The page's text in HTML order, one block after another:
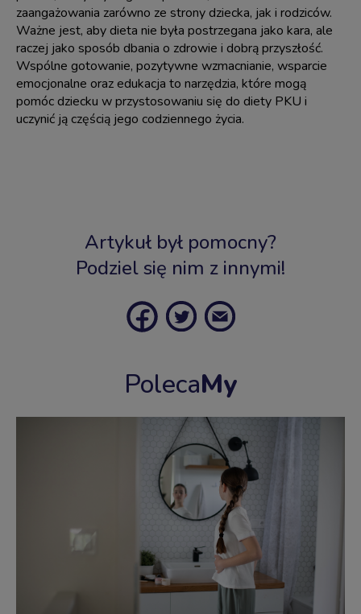
zaangażowania zarówno ze strony dziecka, jak i rodziców.
Ważne jest, aby dieta nie była postrzegana jako kara, ale
raczej jako sposób dbania o zdrowie i dobrą przyszłość.
Wspólne gotowanie, pozytywne wzmacnianie, wsparcie
emocjonalne oraz edukacja to narzędzia, które mogą
pomóc dziecku w przystosowaniu się do diety PKU i
uczynić ją częścią jego codziennego życia.
Artykuł był pomocny?
Podziel się nim z innymi!
PolecaMy